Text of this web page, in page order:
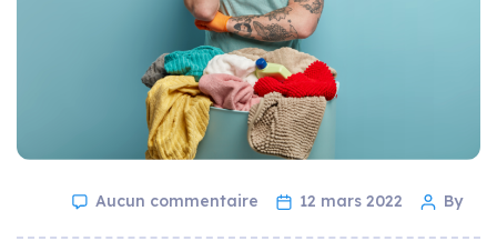
By
12 mars 2022
Aucun commentaire